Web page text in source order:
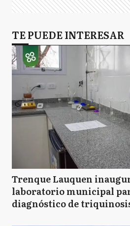
TE PUEDE INTERESAR
Trenque Lauquen
laboratorio municipal
diagnóstico de